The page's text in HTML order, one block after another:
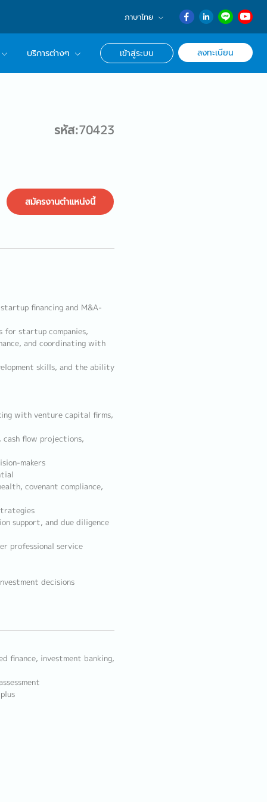
ภาษาไทย
English
日本語
บริการต่างๆ เข้าสู่ระบบ ลงทะเบียน
รหัส:70423
สมัครงานตำแหน่งนี้
financing and M&A-
for startup companies,
and coordinating with
skills, and the ability
with venture capital firms,
cash flow projections,
makers
covenant compliance,
support, and due diligence
professional service
decisions
finance, investment banking,